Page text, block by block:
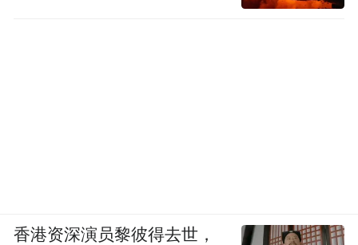
香港资深演员黎彼得去世，